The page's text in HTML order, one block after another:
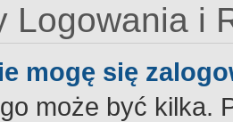
Logowania i
mogę się
może być kilka.